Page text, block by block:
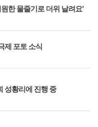
한 물줄기로 더위 날려요'
제 포토 소식
성황리에 진행 중